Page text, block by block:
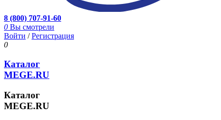
8 (800) 707-91-60
0 Вы смотрели
Войти /Регистрация
0
Каталог
MEGE.RU
Каталог
MEGE.RU